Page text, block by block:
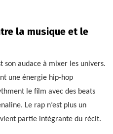
la musique et le
son audace à mixer les univers.
une énergie hip-hop
le film avec des beats
Le rap n’est plus un
partie intégrante du récit.